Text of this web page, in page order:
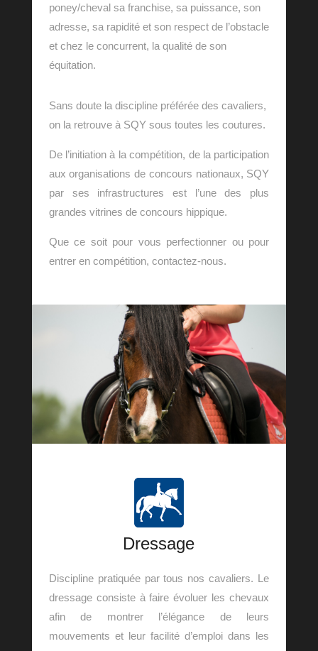
poney/cheval sa franchise, sa puissance, son
adresse, sa rapidité et son respect de l’obstacle
et chez le concurrent, la qualité de son
équitation.
Sans doute la discipline préférée des cavaliers,
on la retrouve à SQY sous toutes les coutures.
De l’initiation à la compétition, de la participation
aux organisations de concours nationaux, SQY
par ses infrastructures est l’une des plus
grandes vitrines de concours hippique.
Que ce soit pour vous perfectionner ou pour
entrer en compétition, contactez-nous.
Dressage
Discipline pratiquée par tous nos cavaliers. Le
dressage consiste à faire évoluer les chevaux
afin de montrer l’élégance de leurs
mouvements et leur facilité d’emploi dans les